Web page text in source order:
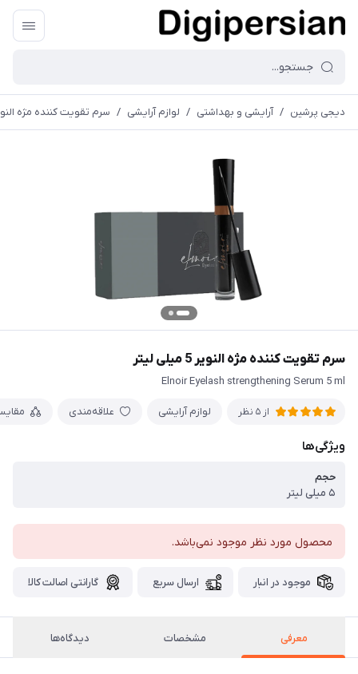
دیجی پرشین / آرایشی و بهداشتی / لوازم آرایشی / سرم تقویت کننده مژه النویر 5 میلی
سرم تقویت کننده مژه النویر 5 میلی لیتر
Elnoir Eyelash strengthening Serum 5 ml
از 5 نظر لوازم آرایشی علاقه‌مندی
ویژگی‌ها
حجم
۵ میلی لیتر
محصول مورد نظر موجود نمی‌باشد.
موجود در انبار ارسال سریع گارانتی اصالت کالا
معرفی مشخصات دیدگاه‌ها